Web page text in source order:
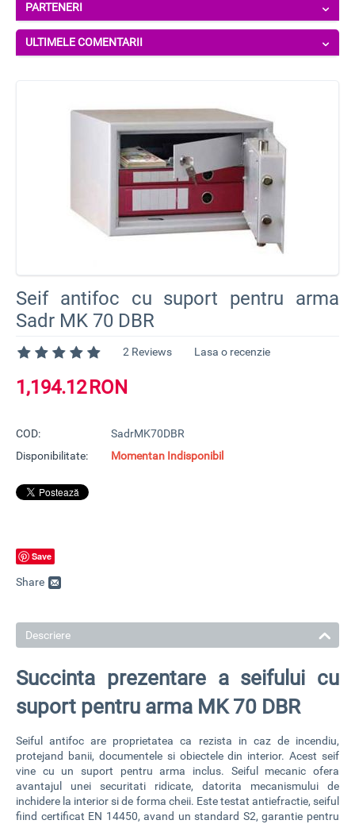
PARTENERI
ULTIMELE COMENTARII
Seif antifoc cu suport pentru arma
Sadr MK 70 DBR
2 Reviews Lasa o recenzie
1,194.12 RON
COD:
SadrMK70DBR
Disponibilitate:
Momentan Indisponibil
Save
Share
Descriere
Succinta prezentare a seifului cu
suport pentru arma MK 70 DBR
Seiful antifoc are proprietatea ca rezista in caz de incendiu,
protejand banii, documentele si obiectele din interior. Acest seif
vine cu un suport pentru arma inclus. Seiful mecanic ofera
avantajul unei securitati ridicate, datorita mecanismului de
inchidere la interior si de forma cheii. Este testat antiefractie, seiful
fiind certificat EN 14450, avand un standard S2, garantie pentru